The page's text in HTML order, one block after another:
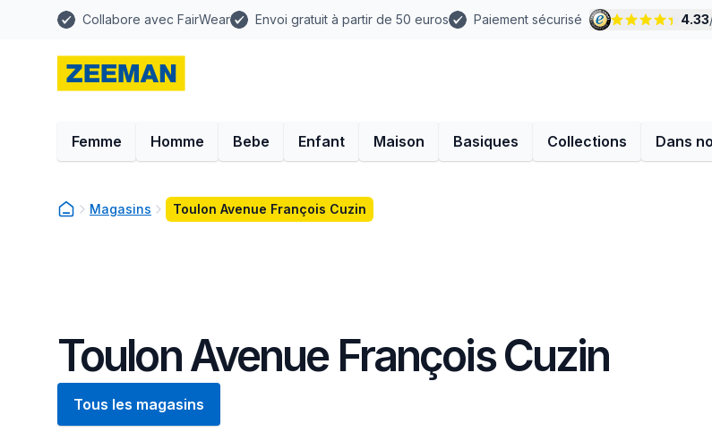
Collabore avec FairWear Envoi gratuit à partir de 50 euros Paiement sécurisé 4.33
Femme Homme Bebe Enfant Maison Basiques Collections Dans
Magasins Toulon Avenue François Cuzin
Toulon Avenue François Cuzin
Tous les magasins